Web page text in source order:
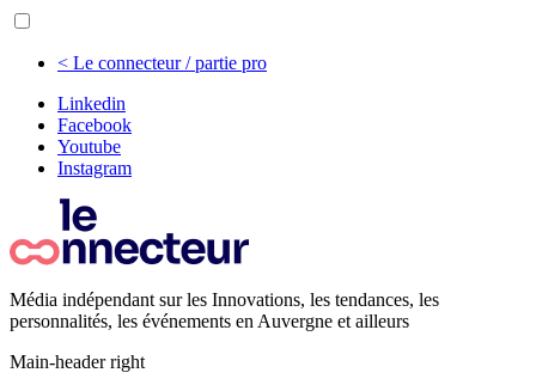
< Le connecteur / partie pro
Linkedin
Facebook
Youtube
Instagram
Média indépendant sur les Innovations, les tendances, les
personnalités, les événements en Auvergne et ailleurs
Main-header right